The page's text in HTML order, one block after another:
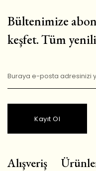
Bültenimize
keşfet. Tüm
Kayıt Ol
Alışveriş